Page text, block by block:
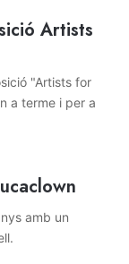
Artists
"Artists for
a terme i per a
amb un